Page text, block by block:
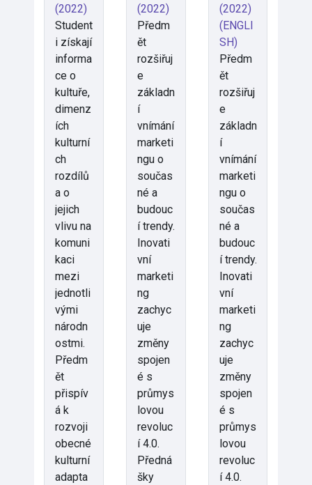
(2022)
Student
i získají
informa
ce o
kultuře,
dimenz
ích
kulturní
ch
rozdílů
a o
jejich
vlivu na
komuni
kaci
mezi
jednotli
vými
národn
ostmi.
Předm
ět
přispív
á k
rozvoji
obecné
kulturní
adapta
(2022)
Předm
ět
rozšiřuj
e
základn
í
vnímání
marketi
ngu o
součas
né a
budouc
í trendy.
Inovati
vní
marketi
ng
zachyc
uje
změny
spojen
é s
průmys
lovou
revoluc
í 4.0.
Předná
šky
(2022)
(ENGLI
SH)
Předm
ět
rozšiřuj
e
základn
í
vnímání
marketi
ngu o
součas
né a
budouc
í trendy.
Inovati
vní
marketi
ng
zachyc
uje
změny
spojen
é s
průmys
lovou
revoluc
í 4.0.